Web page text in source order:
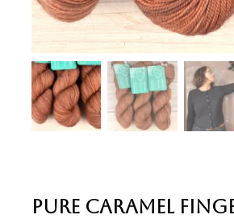
Pure Caramel